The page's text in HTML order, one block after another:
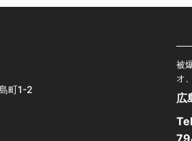
町1-2
被
オ
広